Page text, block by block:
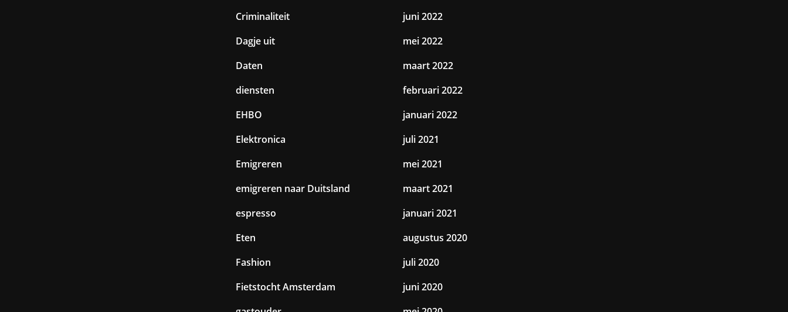
Criminaliteit
Dagje uit
Daten
diensten
EHBO
Elektronica
Emigreren
emigreren naar Duitsland
espresso
Eten
Fashion
Fietstocht Amsterdam
juni 2022
mei 2022
maart 2022
februari 2022
januari 2022
juli 2021
mei 2021
maart 2021
januari 2021
augustus 2020
juli 2020
juni 2020